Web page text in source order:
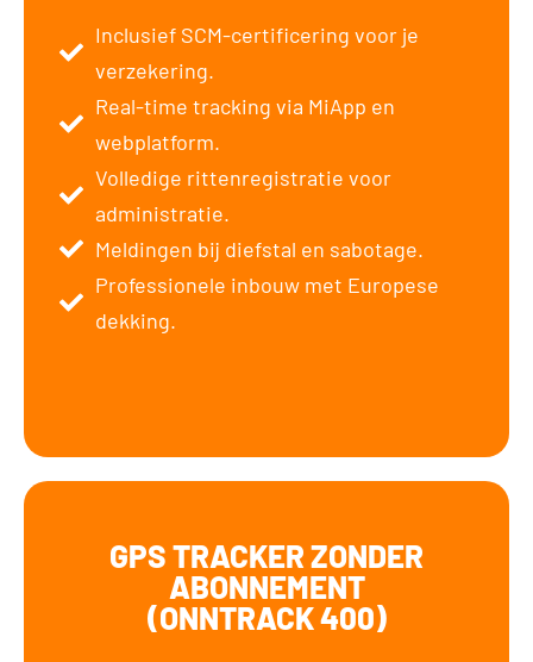
Inclusief SCM-certificering voor je
verzekering.
Real-time tracking via MiApp en
webplatform.
Volledige rittenregistratie voor
administratie.
Meldingen bij diefstal en sabotage.
Professionele inbouw met Europese
dekking.
GPS TRACKER ZONDER
ABONNEMENT
(ONNTRACK 400)